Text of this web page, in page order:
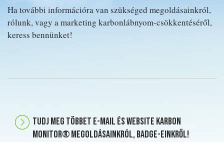
Ha további információra van szükséged megoldásainkról,
rólunk, vagy a marketing karbonlábnyom-csökkentéséről,
keress bennünket!
Tudj meg többet E-mail és Website Karbon
Monitor® megoldásainkról, Badge-einkről!